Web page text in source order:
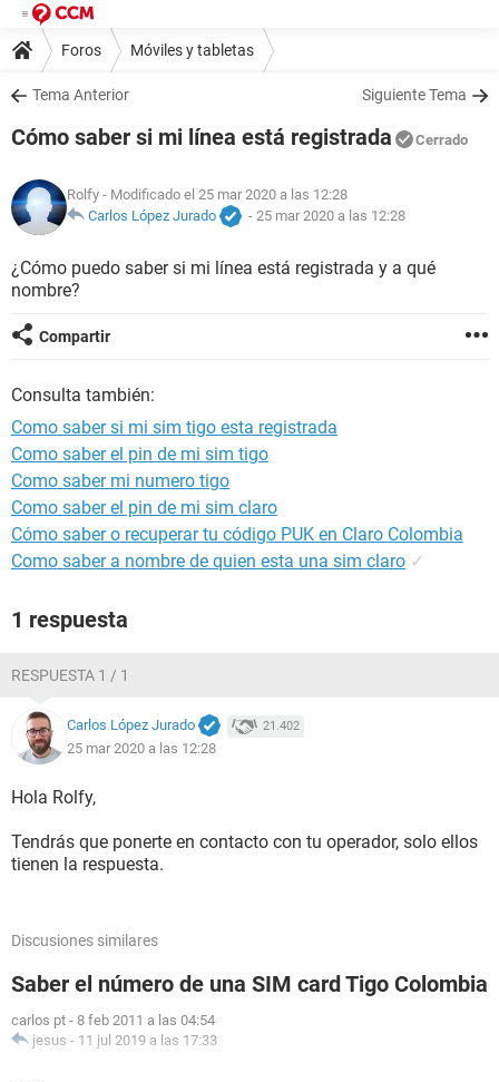
Foros Móviles y tabletas
Tema Anterior Siguiente Tema
Cómo saber si mi línea está registrada Cerrado
Rolfy - Modificado el 25 mar 2020 a las 12:28
Carlos López Jurado
- 25 mar 2020 a las 12:28
¿Cómo puedo saber si mi línea está registrada y a qué
nombre?
Compartir
Consulta también:
Como saber si mi sim tigo esta registrada
Como saber el pin de mi sim tigo
Como saber mi numero tigo
Como saber el pin de mi sim claro
Cómo saber o recuperar tu código PUK en Claro Colombia
Como saber a nombre de quien esta una sim claro ✓
1 respuesta
RESPUESTA 1 / 1
Carlos López Jurado 21.402
25 mar 2020 a las 12:28
Hola Rolfy,
Tendrás que ponerte en contacto con tu operador, solo ellos
tienen la respuesta.
Discusiones similares
Saber el número de una SIM card Tigo Colombia
carlos pt - 8 feb 2011 a las 04:54
jesus - 11 jul 2019 a las 17:33